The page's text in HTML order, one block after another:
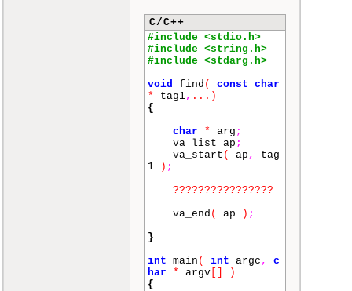
C/C++
#include <stdio.h>
#include <string.h>
#include <stdarg.h>
void find ( const char
*
tag1, ... )
{
char
* arg ;
va_list ap ;
va_start ( ap ,
tag
1
) ;
????????????????
va_end ( ap ) ;
}
int main ( int argc ,
c
har
* argv
)
{